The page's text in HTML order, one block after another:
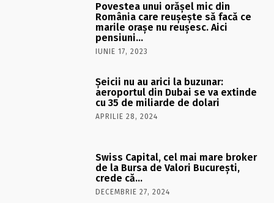
Povestea unui orăşel mic din
România care reuşeşte să facă ce
marile oraşe nu reuşesc. Aici
pensiuni…
IUNIE 17, 2023
Șeicii nu au arici la buzunar:
aeroportul din Dubai se va extinde
cu 35 de miliarde de dolari
APRILIE 28, 2024
Swiss Capital, cel mai mare broker
de la Bursa de Valori Bucureşti,
crede că…
DECEMBRIE 27, 2024